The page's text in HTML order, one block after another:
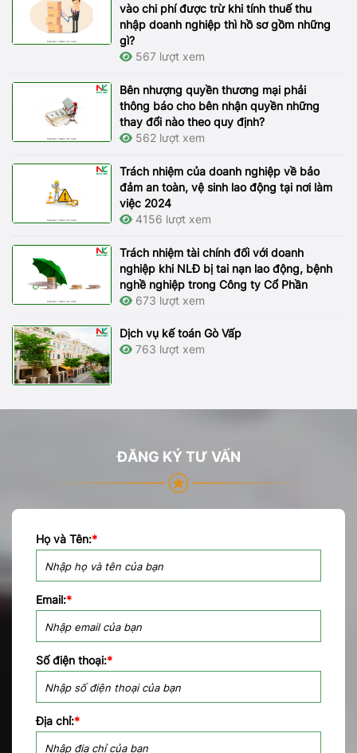
vào chi phí được trừ khi tính thuế thu
nhập doanh nghiệp thì hồ sơ gồm những
gì?
567 lượt xem
Bên nhượng quyền thương mại phải
thông báo cho bên nhận quyền những
thay đổi nào theo quy định?
562 lượt xem
Trách nhiệm của doanh nghiệp về bảo
đảm an toàn, vệ sinh lao động tại nơi làm
việc 2024
4156 lượt xem
Trách nhiệm tài chính đối với doanh
nghiệp khi NLĐ bị tai nạn lao động, bệnh
nghề nghiệp trong Công ty Cổ Phần
673 lượt xem
Dịch vụ kế toán Gò Vấp
763 lượt xem
ĐĂNG KÝ TƯ VẤN
Họ và Tên:*
Email:*
Số điện thoại:*
Địa chỉ:*